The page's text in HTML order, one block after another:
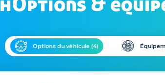
Options du véhicule (4)